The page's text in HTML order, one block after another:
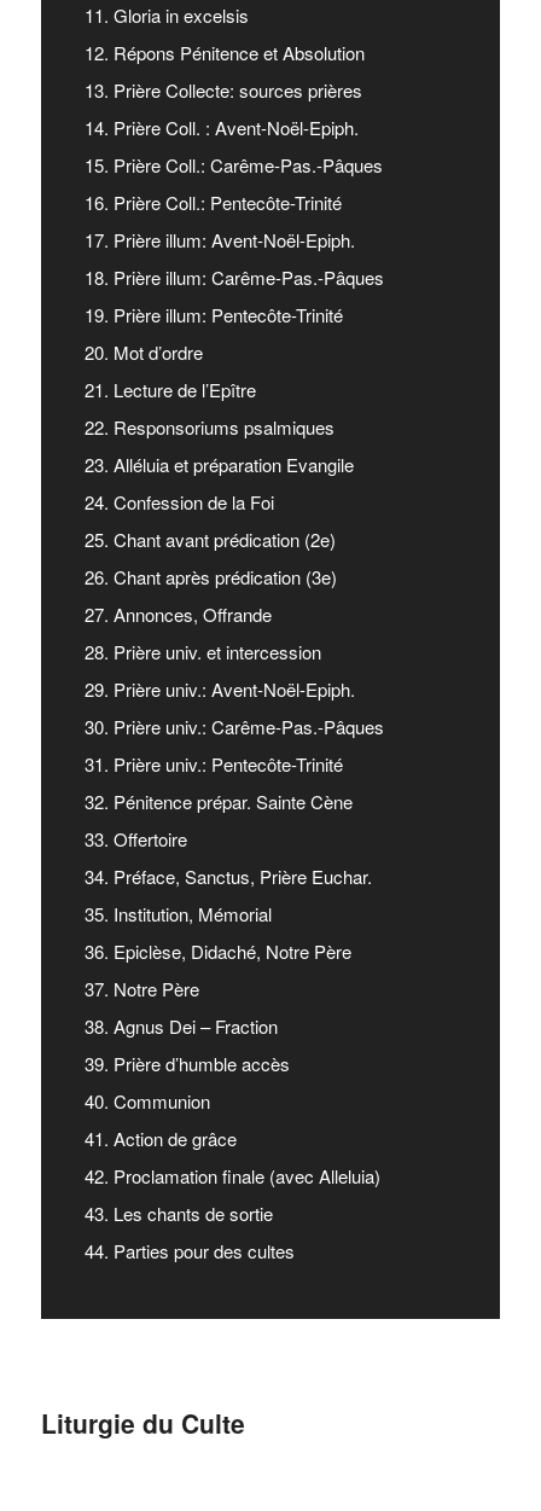
Liturgie du Culte
11. Gloria in excelsis
12. Répons Pénitence et Absolution
13. Prière Collecte: sources prières
14. Prière Coll. : Avent-Noël-Epiph.
15. Prière Coll.: Carême-Pas.-Pâques
16. Prière Coll.: Pentecôte-Trinité
17. Prière illum: Avent-Noël-Epiph.
18. Prière illum: Carême-Pas.-Pâques
19. Prière illum: Pentecôte-Trinité
20. Mot d’ordre
21. Lecture de l’Epître
22. Responsoriums psalmiques
23. Alléluia et préparation Evangile
24. Confession de la Foi
25. Chant avant prédication (2e)
26. Chant après prédication (3e)
27. Annonces, Offrande
28. Prière univ. et intercession
29. Prière univ.: Avent-Noël-Epiph.
30. Prière univ.: Carême-Pas.-Pâques
31. Prière univ.: Pentecôte-Trinité
32. Pénitence prépar. Sainte Cène
33. Offertoire
34. Préface, Sanctus, Prière Euchar.
35. Institution, Mémorial
36. Epiclèse, Didaché, Notre Père
37. Notre Père
38. Agnus Dei – Fraction
39. Prière d’humble accès
40. Communion
41. Action de grâce
42. Proclamation finale (avec Alleluia)
43. Les chants de sortie
44. Parties pour des cultes